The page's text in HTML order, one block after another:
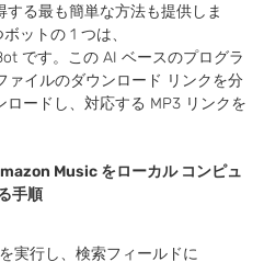
る最も簡単な方法も提供しま
ットの 1 つは、
です。この AI ベースのプログラ
ァイルのダウンロード リンクを分
ードし、対応する MP3 リンクを
Music をローカル コンピュ
手順
実行し、検索フィールドに